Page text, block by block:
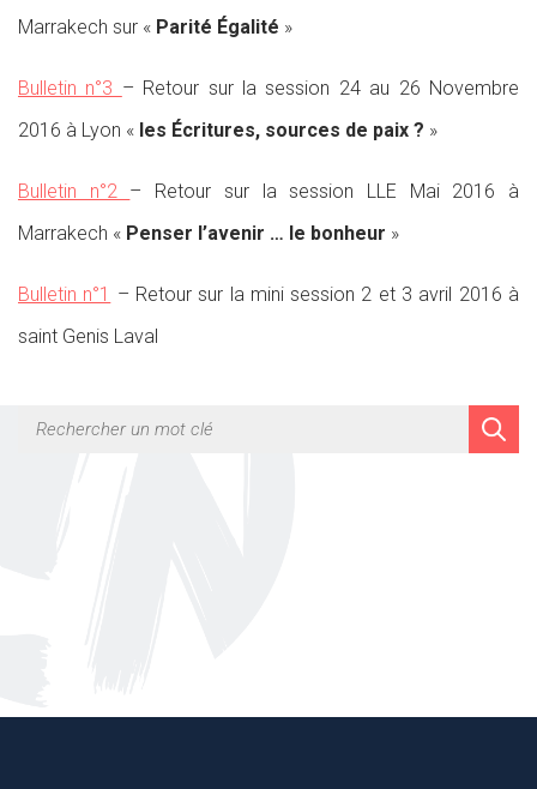
Marrakech sur « Parité Égalité »
Bulletin n°3 – Retour sur la session 24 au 26 Novembre
2016 à Lyon « les Écritures, sources de paix ? »
Bulletin n°2 – Retour sur la session LLE Mai 2016 à
Marrakech « Penser l’avenir … le bonheur »
Bulletin n°1
– Retour sur la mini session 2 et 3 avril 2016 à
saint Genis Laval